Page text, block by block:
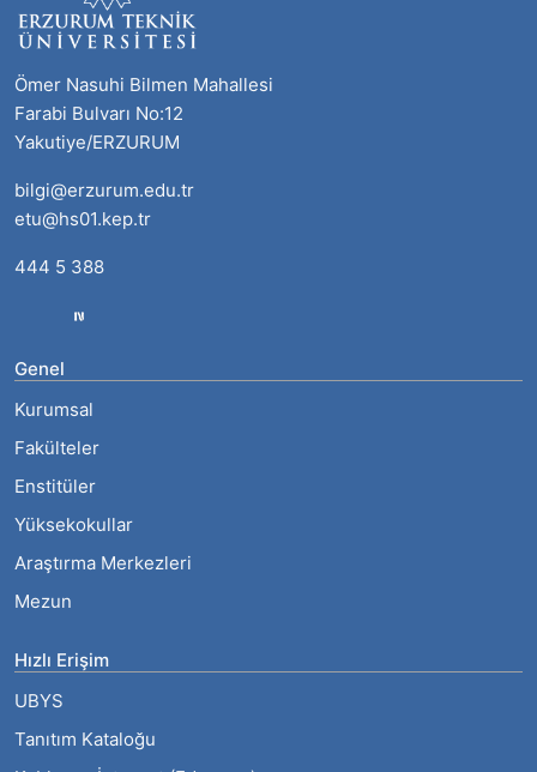
Ömer Nasuhi Bilmen Mahallesi
Farabi Bulvarı No:12
Yakutiye/ERZURUM
bilgi@erzurum.edu.tr
etu@hs01.kep.tr
444 5 388
Genel
Kurumsal
Fakülteler
Enstitüler
Yüksekokullar
Araştırma Merkezleri
Mezun
Hızlı Erişim
UBYS
Tanıtım Kataloğu